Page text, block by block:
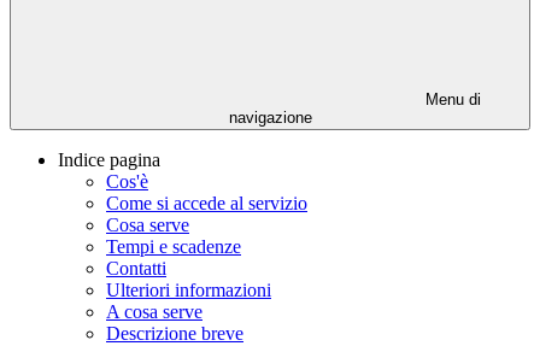
Menu di
navigazione
Indice pagina
Cos'è
Come si accede al servizio
Cosa serve
Tempi e scadenze
Contatti
Ulteriori informazioni
A cosa serve
Descrizione breve